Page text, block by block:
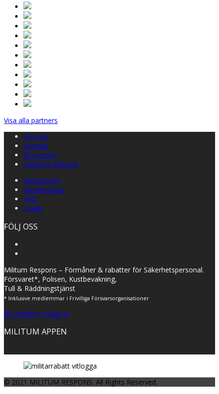
Visa alla partners
Om oss
Kontakt
Bli partner
Anslutna förbund
Värdegrund
Medlemskap
FAQ
Lokalt
FÖLJ OSS
Militum Respons – Förmåner & rabatter för Säkerhetspersonal.
Försvaret*, Polisen, Kustbevakning,
Tull & Räddningstjänst
* Inklusive medlemmar i Frivilliga Försvarsorganisationer
Bli medlem Logga in
MILITUM APPEN
© 2021 MILITUM RESPONS. All Rights Reserved.